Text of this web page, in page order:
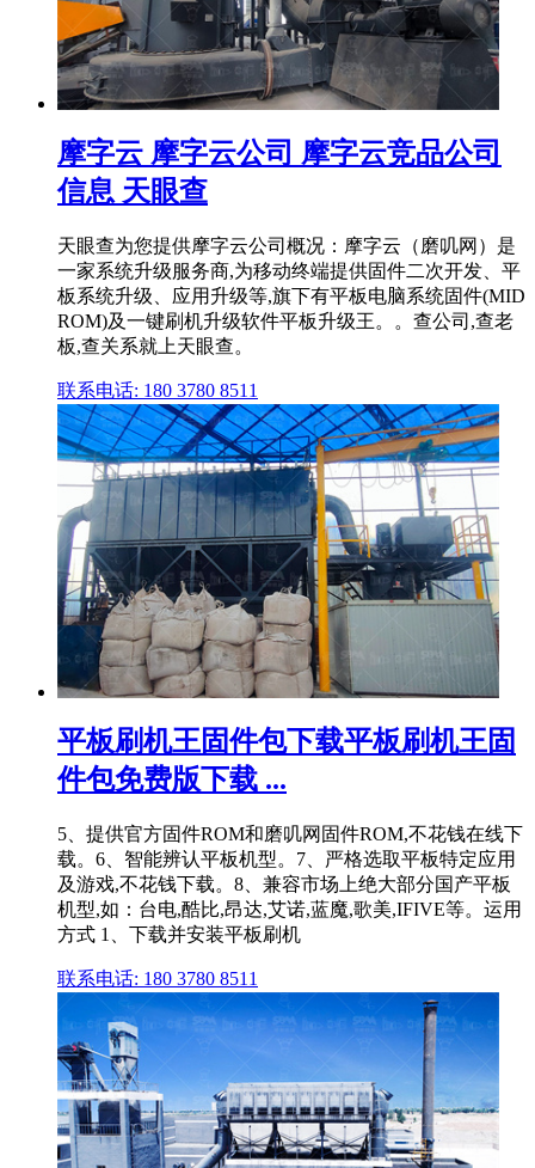
摩字云 摩字云公司 摩字云竞品公司
信息 天眼查
天眼查为您提供摩字云公司概况：摩字云（磨叽网）是
一家系统升级服务商,为移动终端提供固件二次开发、平
板系统升级、应用升级等,旗下有平板电脑系统固件(MID
ROM)及一键刷机升级软件平板升级王。。查公司,查老
板,查关系就上天眼查。
联系电话: 180 3780 8511
平板刷机王固件包下载平板刷机王固
件包免费版下载 ...
5、提供官方固件ROM和磨叽网固件ROM,不花钱在线下
载。6、智能辨认平板机型。7、严格选取平板特定应用
及游戏,不花钱下载。8、兼容市场上绝大部分国产平板
机型,如：台电,酷比,昂达,艾诺,蓝魔,歌美,IFIVE等。运用
方式 1、下载并安装平板刷机
联系电话: 180 3780 8511